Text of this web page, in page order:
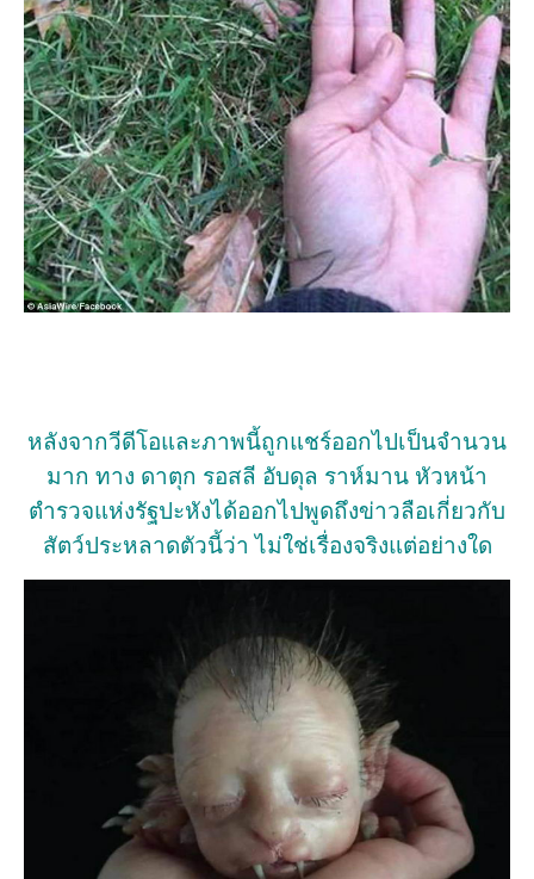
หลังจากวีดีโอและภาพนี้ถูกแชร์ออกไปเป็นจำนวน
มาก ทาง ดาตุก รอสลี อับดุล ราห์มาน หัวหน้า
ตำรวจแห่งรัฐปะหังได้ออกไปพูดถึงข่าวลือเกี่ยวกับ
สัตว์ประหลาดตัวนี้ว่า ไม่ใช่เรื่องจริงแต่อย่างใด